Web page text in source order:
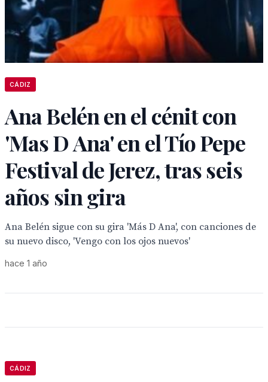
CÁDIZ
Ana Belén en el cénit con
'Mas D Ana' en el Tío Pepe
Festival de Jerez, tras seis
años sin gira
Ana Belén sigue con su gira 'Más D Ana', con canciones de
su nuevo disco, 'Vengo con los ojos nuevos'
hace 1 año
CÁDIZ